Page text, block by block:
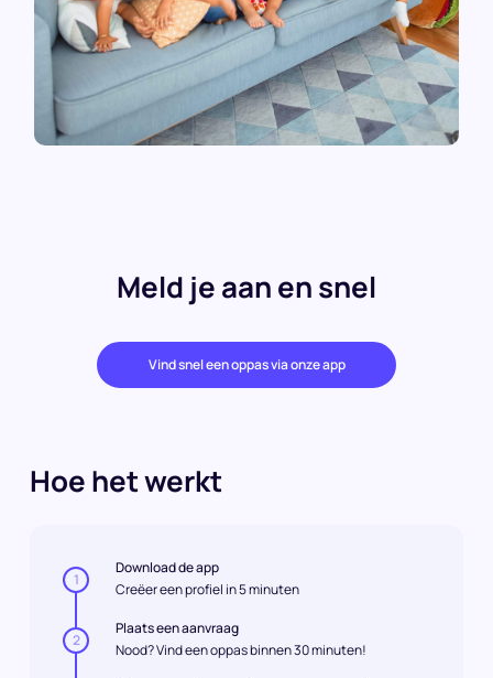
Meld je aan en snel
Vind snel een oppas via onze app
Hoe het werkt
1
Download de app
Creëer een profiel in 5 minuten
2
Plaats een aanvraag
Nood? Vind een oppas binnen 30 minuten!